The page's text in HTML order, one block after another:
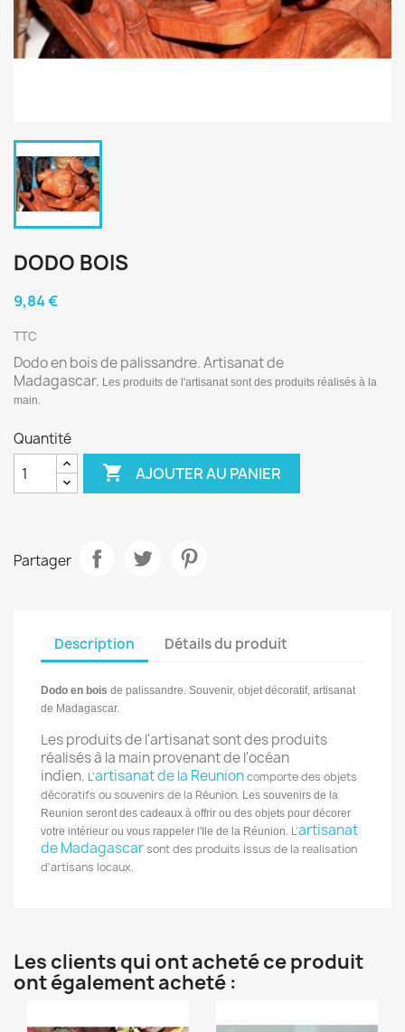
DODO BOIS
9,84 €
TTC
Dodo en bois de palissandre. Artisanat de
Madagascar. Les produits de l'artisanat sont des produits réalisés à la
main.
Quantité
 AJOUTER AU PANIER
Partager
Description Détails du produit
Dodo en bois de palissandre. Souvenir, o bjet décoratif, artisanat
de Madagascar.
Les produits de l'artisanat sont des produits
réalisés à la main provenant de l'océan
indien. L'artisanat de la Reunioncomporte des objets
décoratifs ou souvenirs de la Réunion. Les souvenirs de la
Reunion seront des cadeaux à offrir ou des objets pour décorer
votre intérieur ou vous rappeler l'Ile de la Réunion. L'artisanat
de Madagascarsont des produits issus de la realisation
d'artisans locaux.
Les clients qui ont acheté ce produit
ont également acheté :